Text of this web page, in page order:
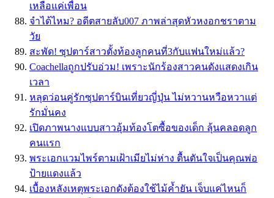
เหลือแค่เพื่อน
จำได้ไหม? อดีตสายลับ007 ภาพล่าสุดหัวหงอกชราตาม
วัย
สะพัด! ซุปตาร์สาวตั้งท้องลูกคนที่3กับแฟนใหม่แล้ว?
Coachellaถูกปรับอ่วม! เพราะนักร้องสาวคนดังแสดงเกิน
เวลา
หลุดว่อนคู่รักซุปตาร์บินเที่ยวญี่ปุ่น ไม่หวานหวือหวาแต่
รักมั่นคง
เปิดภาพนางแบบสาวอุ้มท้องโตซื้อของเด็ก ลุ้นคลอดลูก
คนแรก
พระเอกแวมไพร์ตามเฝ้าเมียไม่ห่าง ตื้นตันใจเป็นคุณพ่อ
ป้ายแดงแล้ว
เบื้องหลังเหตุพระเอกดังต้องใช้ไม้ค้ำยัน เจ็บแค่ไหนก็